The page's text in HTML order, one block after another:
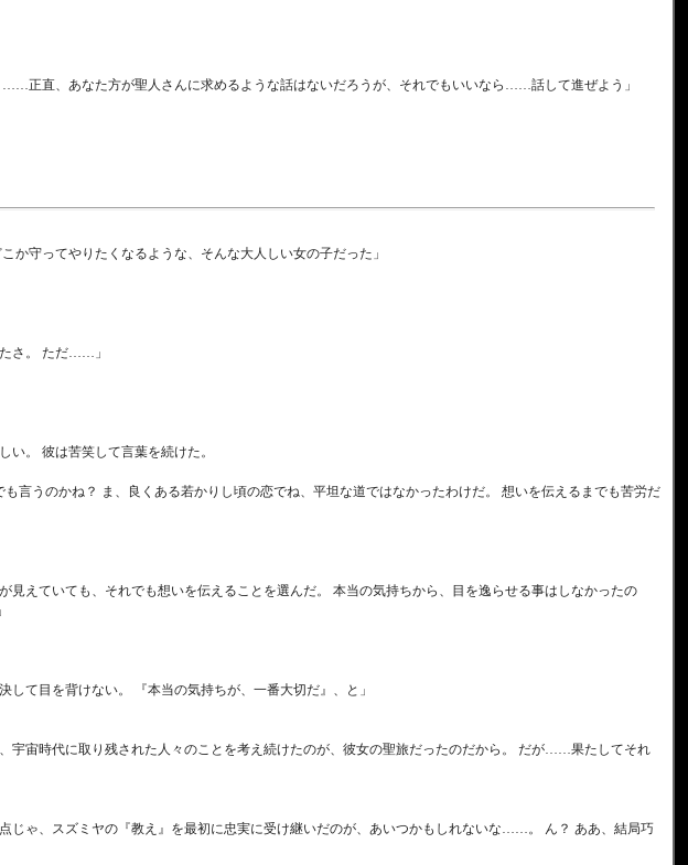
正直、あなた方が聖人さんに求めるような話はないだろうが、それでもいいなら……話して進ぜよう」
か守ってやりたくなるような、そんな大人しい女の子だった」
さ。 ただ……」
。 彼は苦笑して言葉を続けた。
言うのかね？ ま、良くある若かりし頃の恋でね、平坦な道ではなかったわけだ。 想いを伝えるまでも苦労だ
えていても、それでも想いを伝えることを選んだ。 本当の気持ちから、目を逸らせる事はしなかったの
て目を背けない。 『本当の気持ちが、一番大切だ』、と」
宇宙時代に取り残された人々のことを考え続けたのが、彼女の聖旅だったのだから。 だが……果たしてそれ
じゃ、スズミヤの『教え』を最初に忠実に受け継いだのが、あいつかもしれないな……。 ん？ ああ、結局巧